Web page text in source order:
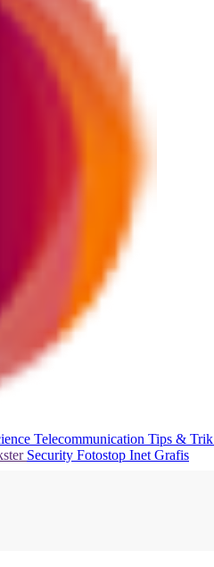
Telecommunication Tips & Trik
Security Fotostop Inet Grafis